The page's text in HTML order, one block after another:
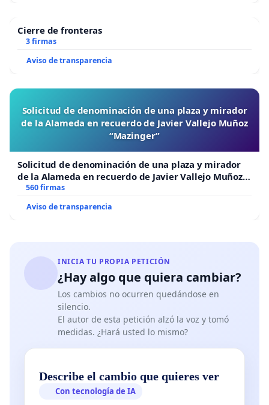
Cierre de fronteras
3 firmas
Aviso de transparencia
Solicitud de denominación de una plaza y mirador
de la Alameda en recuerdo de Javier Vallejo Muñoz
“Mazinger”
Solicitud de denominación de una plaza y mirador
de la Alameda en recuerdo de Javier Vallejo Muñoz
“Mazinger”
560 firmas
Aviso de transparencia
INICIA TU PROPIA PETICIÓN
¿Hay algo que quiera cambiar?
Los cambios no ocurren quedándose en
silencio.
El autor de esta petición alzó la voz y tomó
medidas. ¿Hará usted lo mismo?
Describe el cambio que quieres ver
Con tecnología de IA